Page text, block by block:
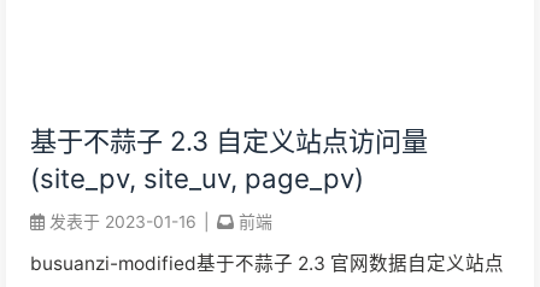
基于不蒜子 2.3 自定义站点访问量
(site_pv, site_uv, page_pv)
发表于 2023-01-16 前端
busuanzi-modified基于不蒜子 2.3 官网数据自定义站点